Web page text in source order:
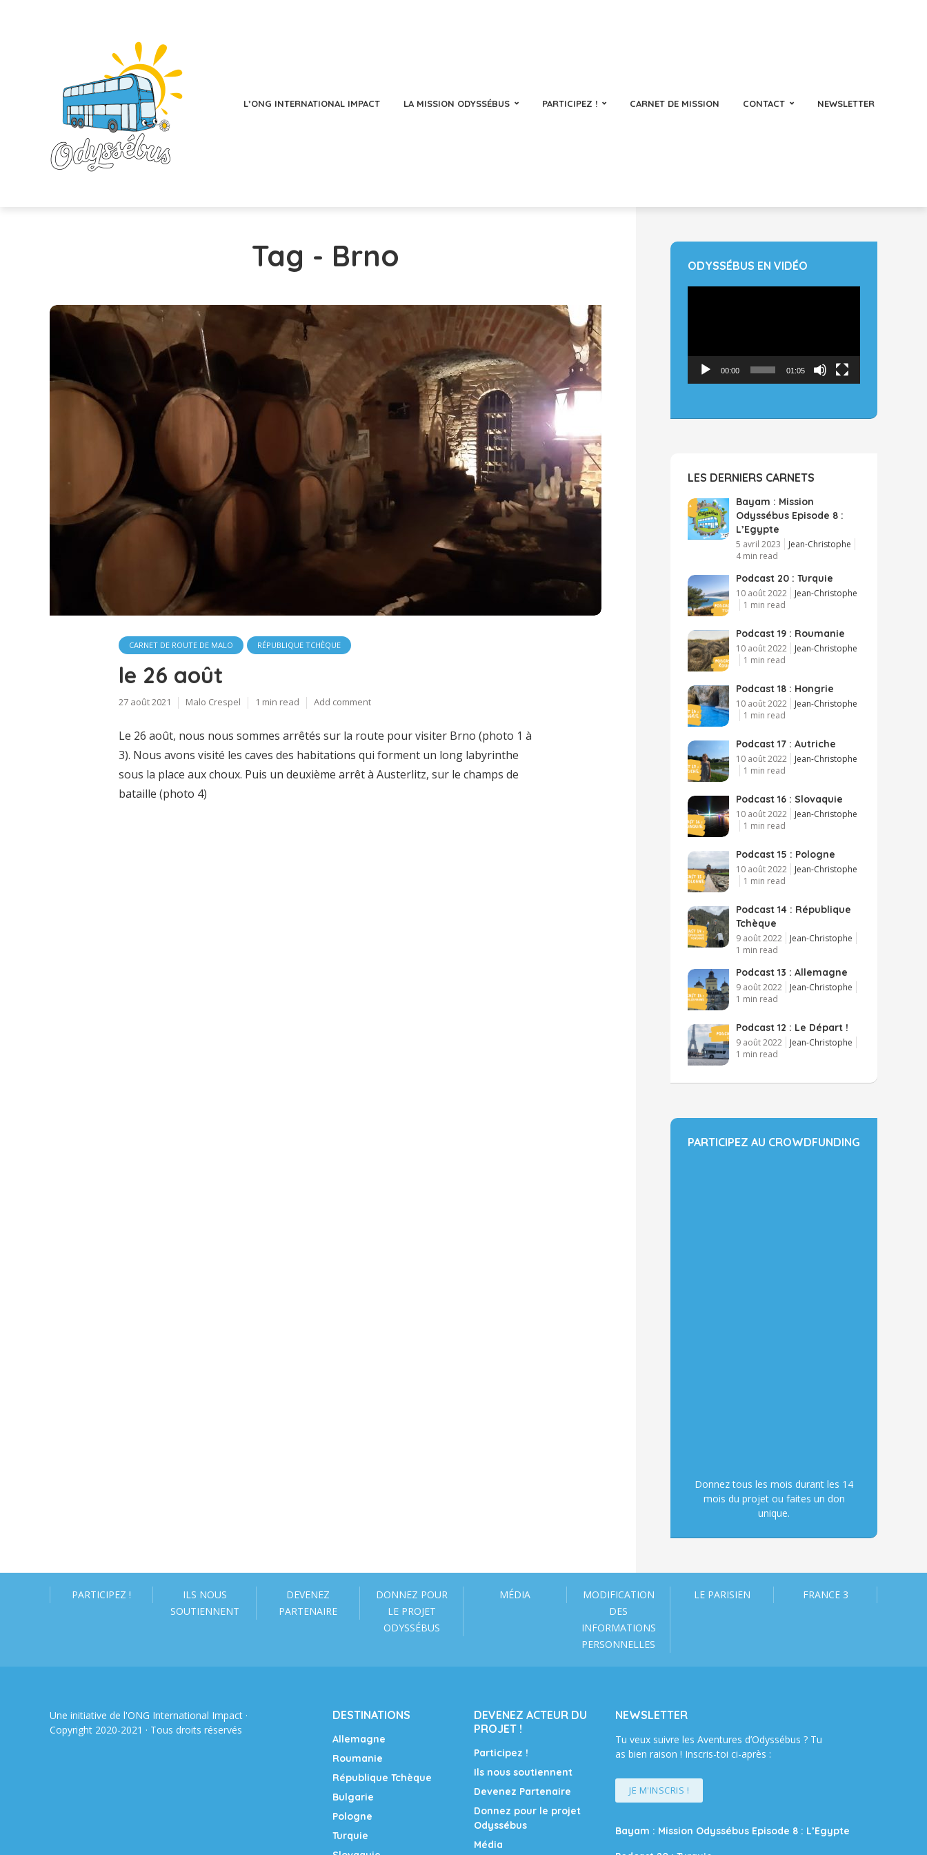
L’ONG INTERNATIONAL IMPACT LA MISSION ODYSSÉBUS PARTICIPEZ ! CARNET DE MISSION CONTACT NEWSLETTER
Tag - Brno
CARNET DE ROUTE DE MALO RÉPUBLIQUE TCHÈQUE
le 26 août
27 août 2021 Malo Crespel 1 min read Add comment
Le 26 août, nous nous sommes arrêtés sur la route pour visiter Brno (photo 1 à
3). Nous avons visité les caves des habitations qui forment un long labyrinthe
sous la place aux choux. Puis un deuxième arrêt à Austerlitz, sur le champs de
bataille (photo 4)
ODYSSÉBUS EN VIDÉO
00:00 01:05
LES DERNIERS CARNETS
Bayam : Mission
Odyssébus Episode 8 :
L’Egypte
5 avril 2023
Jean-Christophe
4 min read
Podcast 20 : Turquie
10 août 2022
Jean-Christophe
1 min read
Podcast 19 : Roumanie
10 août 2022
Jean-Christophe
1 min read
Podcast 18 : Hongrie
10 août 2022
Jean-Christophe
1 min read
Podcast 17 : Autriche
10 août 2022
Jean-Christophe
1 min read
Podcast 16 : Slovaquie
10 août 2022
Jean-Christophe
1 min read
Podcast 15 : Pologne
10 août 2022
Jean-Christophe
1 min read
Podcast 14 : République
Tchèque
9 août 2022
Jean-Christophe
1 min read
Podcast 13 : Allemagne
9 août 2022
Jean-Christophe
1 min read
Podcast 12 : Le Départ !
9 août 2022
Jean-Christophe
1 min read
PARTICIPEZ AU CROWDFUNDING
Donnez tous les mois durant les 14
mois du projet ou faites un don
unique.
PARTICIPEZ !
ILS NOUS
SOUTIENNENT
DEVENEZ
PARTENAIRE
DONNEZ POUR
LE PROJET
ODYSSÉBUS
MÉDIA
MODIFICATION
DES
INFORMATIONS
PERSONNELLES
LE PARISIEN FRANCE 3
Une initiative de l'ONG International Impact ·
Copyright 2020-2021 · Tous droits réservés
DESTINATIONS
Allemagne
Roumanie
République Tchèque
Bulgarie
Pologne
Turquie
DEVENEZ ACTEUR DU
PROJET !
Participez !
Ils nous soutiennent
Devenez Partenaire
Donnez pour le projet
Odyssébus
Média
NEWSLETTER
Tu veux suivre les Aventures d’Odyssébus ? Tu
as bien raison ! Inscris-toi ci-après :
JE M'INSCRIS !
Bayam : Mission Odyssébus Episode 8 : L’Egypte